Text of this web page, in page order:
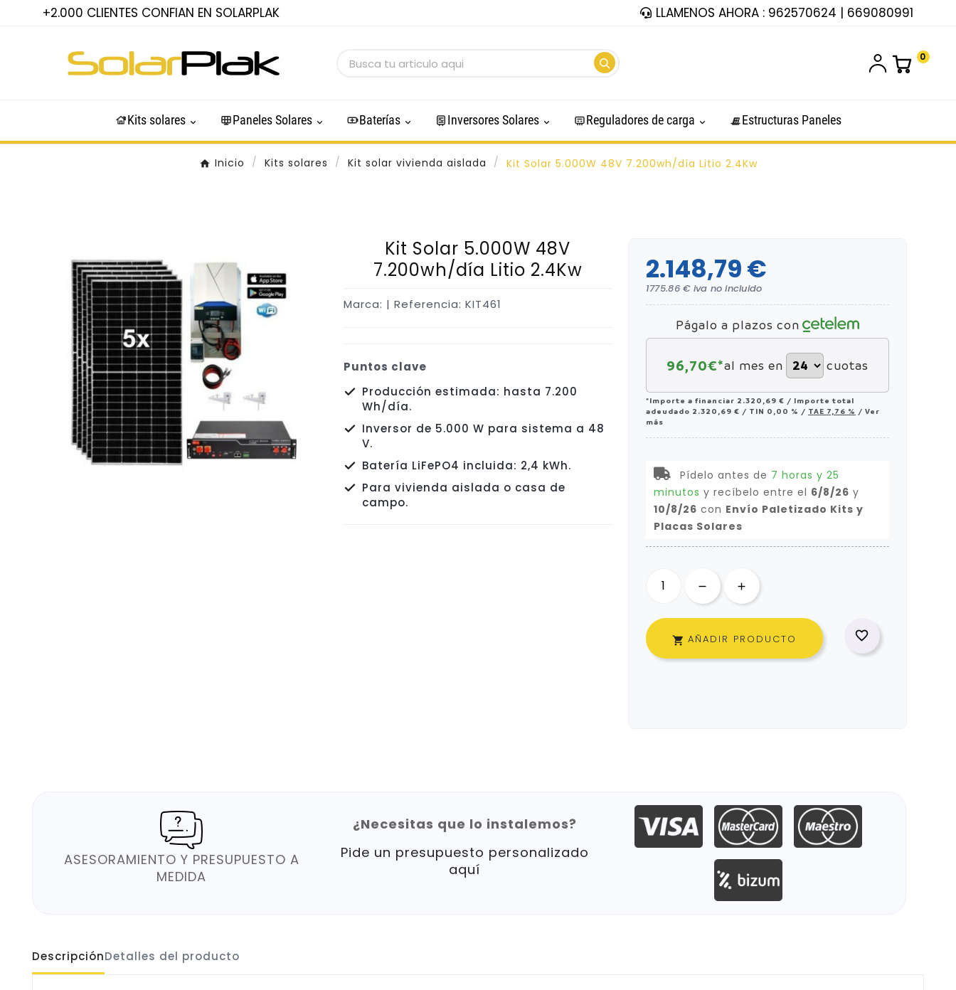
+2.000 CLIENTES CONFIAN EN SOLARPLAK LLAMENOS AHORA : 962570624 | 669080991
0
Kits solares Paneles Solares Baterías Inversores Solares Reguladores de carga Estructuras Paneles
Inicio Kits solares Kit solar vivienda aislada Kit Solar 5.000W 48V 7.200wh/día Litio 2.4Kw
Kit Solar 5.000W 48V
7.200wh/día Litio 2.4Kw
Marca: | Referencia: KIT461
Puntos clave
Producción estimada: hasta 7.200
Wh/día.
Inversor de 5.000 W para sistema a 48
V.
Batería LiFePO4 incluida: 2,4 kWh.
Para vivienda aislada o casa de
campo.
2.148,79 €
1775.86 € iva no incluido
Págalo a plazos con
96,70€*al mes en cuotas
*Importe a financiar 2.320,69 € / Importe total
adeudado 2.320,69 € / TIN 0,00 % / TAE 7,76 % / Ver
más
Pídelo antes de 7 horas y 25
minutos y recíbelo entre el 6/8/26 y
10/8/26 con Envío Paletizado Kits y
Placas Solares
 AÑADIR PRODUCTO 
ASESORAMIENTO Y PRESUPUESTO A
MEDIDA
¿Necesitas que lo instalemos?
Pide un presupuesto personalizado
aquí
DescripciónDetalles del producto